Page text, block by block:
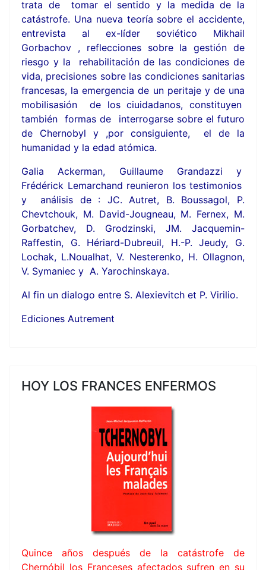
trata de tomar el sentido y la medida de la
catástrofe. Una nueva teoría sobre el accidente,
entrevista al ex-líder soviético Mikhail
Gorbachov , reflecciones sobre la gestión de
riesgo y la rehabilitación de las condiciones de
vida, precisiones sobre las condiciones sanitarias
francesas, la emergencia de un peritaje y de una
mobilisasión de los ciuidadanos, constituyen
también formas de interrogarse sobre el futuro
de Chernobyl y ,por consiguiente, el de la
humanidad y la edad atómica.
Galia Ackerman, Guillaume Grandazzi y
Frédérick Lemarchand reunieron los testimonios
y análisis de : JC. Autret, B. Boussagol, P.
Chevtchouk, M. David-Jougneau, M. Fernex, M.
Gorbatchev, D. Grodzinski, JM. Jacquemin-
Raffestin, G. Hériard-Dubreuil, H.-P. Jeudy, G.
Lochak, L.Noualhat, V. Nesterenko, H. Ollagnon,
V. Symaniec y A. Yarochinskaya.
Al fin un dialogo entre S. Alexievitch et P. Virilio.
Ediciones Autrement
HOY LOS FRANCES ENFERMOS
Quince años después de la catástrofe de
Chernóbil los Franceses afectados sufren en su